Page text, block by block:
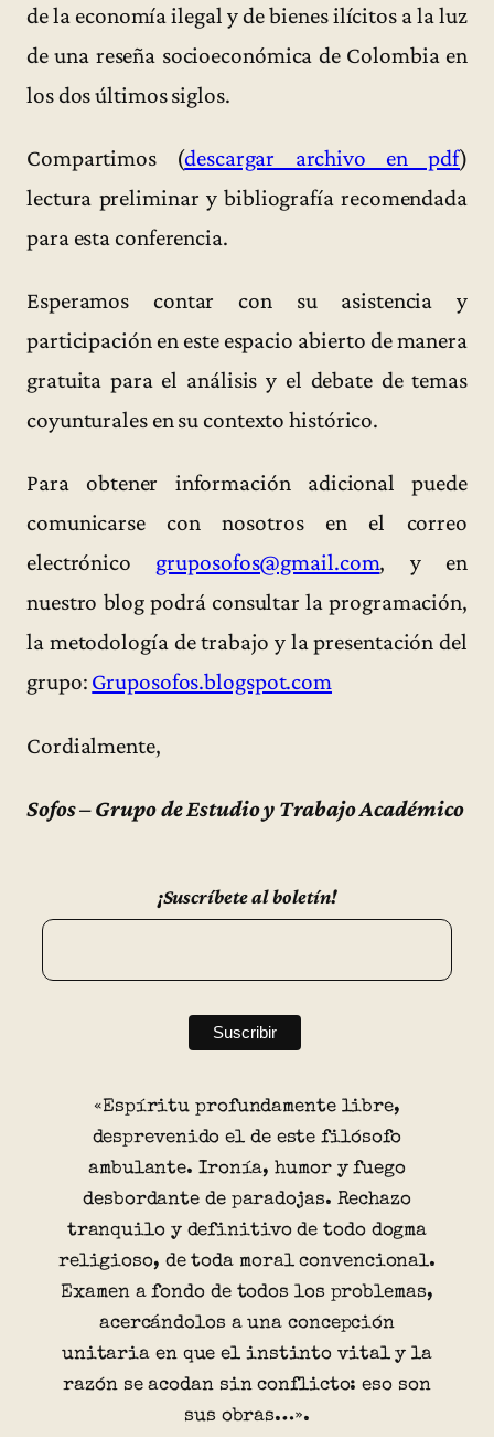
de la economía ilegal y de bienes ilícitos a la luz
de una reseña socioeconómica de Colombia en
los dos últimos siglos.
Compartimos (descargar archivo en pdf)
lectura preliminar y bibliografía recomendada
para esta conferencia.
Esperamos contar con su asistencia y
participación en este espacio abierto de manera
gratuita para el análisis y el debate de temas
coyunturales en su contexto histórico.
Para obtener información adicional puede
comunicarse con nosotros en el correo
electrónico gruposofos@gmail.com, y en
nuestro blog podrá consultar la programación,
la metodología de trabajo y la presentación del
grupo: Gruposofos.blogspot.com
Cordialmente,
Sofos – Grupo de Estudio y Trabajo Académico
¡Suscríbete al boletín!
«Espíritu profundamente libre,
desprevenido el de este filósofo
ambulante. Ironía, humor y fuego
desbordante de paradojas. Rechazo
tranquilo y definitivo de todo dogma
religioso, de toda moral convencional.
Examen a fondo de todos los problemas,
acercándolos a una concepción
unitaria en que el instinto vital y la
razón se acodan sin conflicto: eso son
sus obras…».